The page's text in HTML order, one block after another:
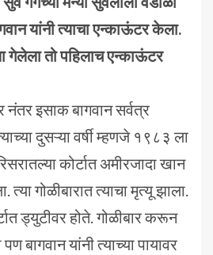
यांनी त्याचा एन्काऊंटर केला.
तो पहिलाच एन्काऊंटर
नंतर इसाक बागवान सर्वत्र
दुसऱ्या वर्षी म्हणजे १९८३ ला
कोर्टात अमीरजादा खान
त्या गोळीबारात त्याचा मृत्यू झाला.
ड्युटीवर होते. गोळीबार करून
बागवान यांनी त्याच्या पायावर